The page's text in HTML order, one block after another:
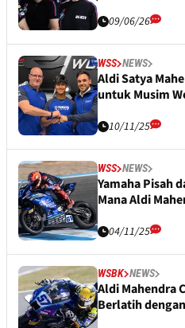
09/06/26
WSS NEWS
Aldi Satya
untuk Musim
10/11/25
WSS NEWS
Yamaha Pisah
Mana Aldi
04/11/25
WSBK NEWS
Aldi Mahendra
Berlatih